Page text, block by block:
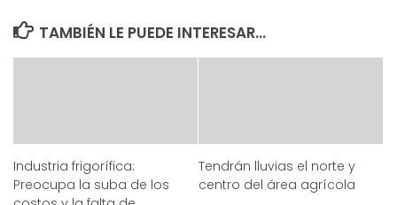
TAMBIÉN LE PUEDE INTERESAR...
Industria frigorífica:
Preocupa la suba de los
Tendrán lluvias el norte y
centro del área agrícola